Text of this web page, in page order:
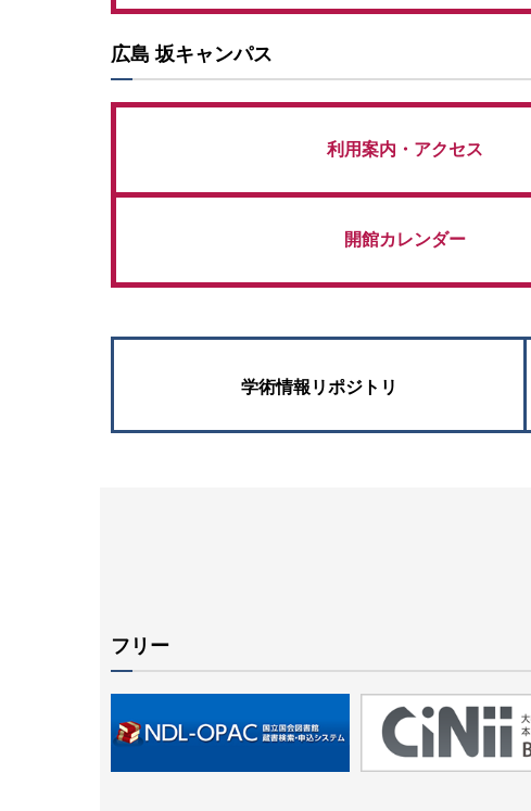
広島 坂キャンパス
利用案内・アクセス
開館カレンダー
学術情報リポジトリ
フリー